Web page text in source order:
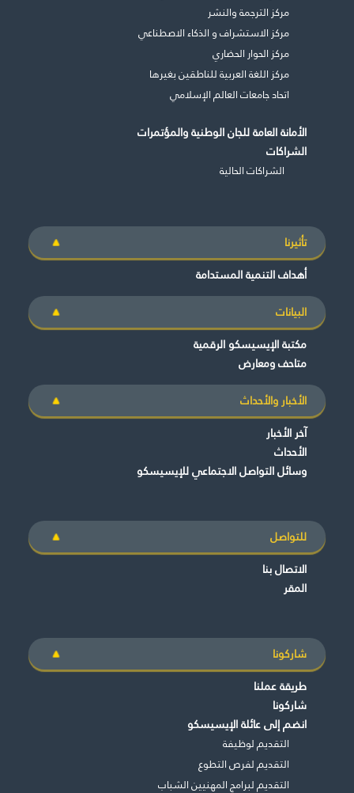
مركز الترجمة والنشر
مركز الاستشراف و الذكاء الاصطناعي
مركز الحوار الحضاري
مركز اللغة العربية للناطقين بغيرها
اتحاد جامعات العالم الإسلامي
الأمانة العامة للجان الوطنية والمؤتمرات
الشراكات
الشراكات الحالية
تأثيرنا
أهداف التنمية المستدامة
البيانات
مكتبة الإيسيسكو الرقمية
متاحف ومعارض
الأخبار والأحداث
آخر الأخبار
الأحداث
وسائل التواصل الاجتماعي للإيسيسكو
للتواصل
الاتصال بنا
المقر
شاركونا
طريقة عملنا
شاركونا
انضم إلى عائلة الإيسيسكو
التقديم لوظيفة
التقديم لفرص التطوع
التقديم لبرامج المهنيين الشباب